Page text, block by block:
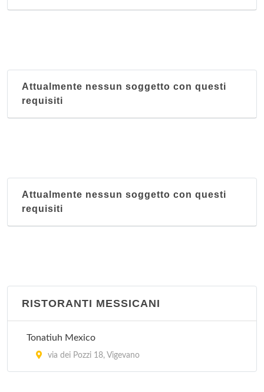
Attualmente nessun soggetto con questi
requisiti
Attualmente nessun soggetto con questi
requisiti
RISTORANTI MESSICANI
Tonatiuh Mexico
via dei Pozzi 18, Vigevano